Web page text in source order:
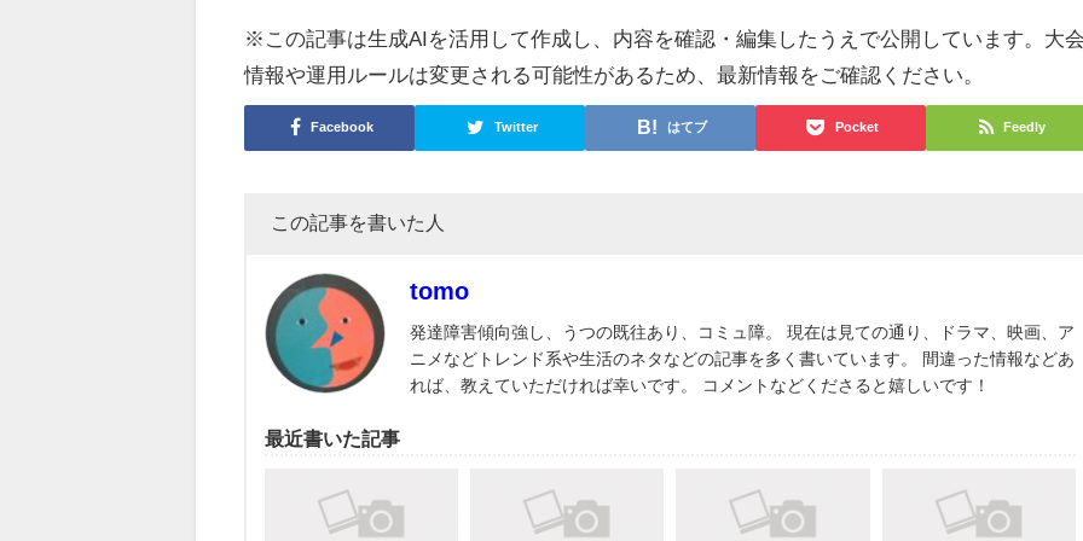
※この記事は生成AIを活用して作成し、内容を確認・編集したうえで公開しています。大
情報や運用ルールは変更される可能性があるため、最新情報をご確認ください。
Facebook Twitter はてブ Pocket Feedly
この記事を書いた人
tomo
発達障害傾向強し、うつの既往あり、コミュ障。 現在は見ての通り、ドラマ、映画、ア
ニメなどトレンド系や生活のネタなどの記事を多く書いています。 間違った情報などあ
れば、教えていただければ幸いです。 コメントなどくださると嬉しいです！
最近書いた記事